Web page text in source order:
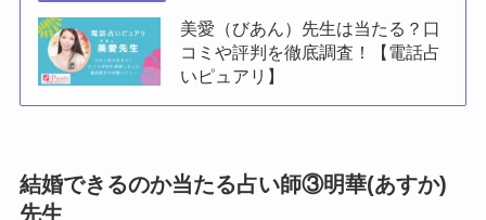
美愛（びあん）先生は当たる？口
コミや評判を徹底調査！【電話占
いピュアリ】
結婚できるのか当たる占い師③明華(あすか)
先生